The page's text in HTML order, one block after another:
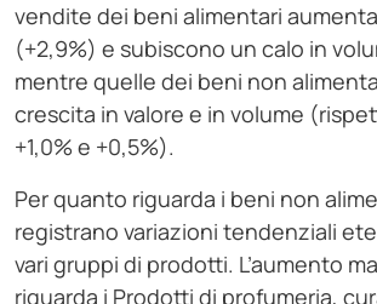
vendite dei beni alimentari
(+2,9%) e subiscono un calo in
mentre quelle dei beni non
crescita in valore e in volume
+1,0% e +0,5%).
Per quanto riguarda i beni non
registrano variazioni tendenziali
vari gruppi di prodotti. L’aumento
riguarda i Prodotti di profumeria,